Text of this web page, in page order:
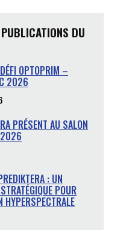
DU
OPTOPRIM –
2026
PRÉSENT AU SALON
2026
: UN
POUR
HYPERSPECTRALE